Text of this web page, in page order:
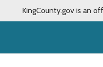
KingCounty.gov is an